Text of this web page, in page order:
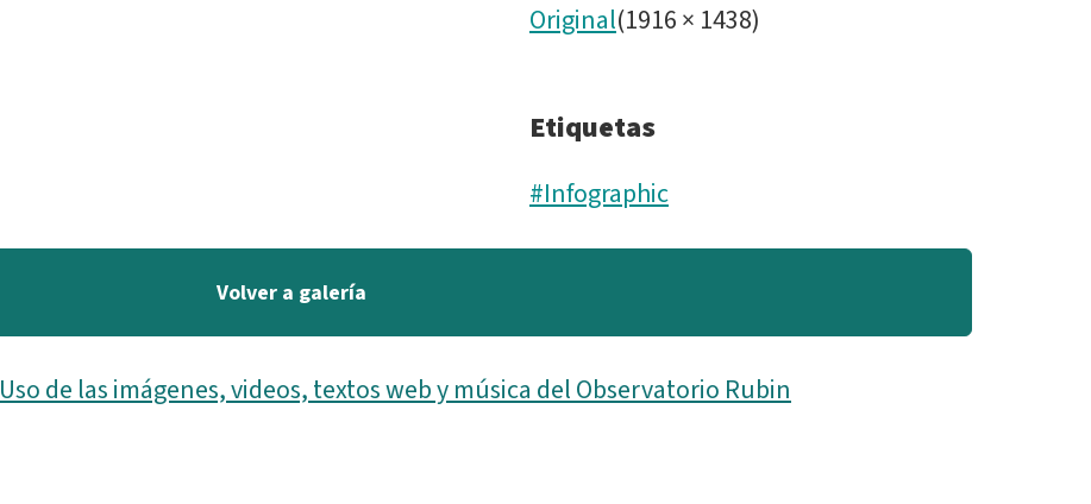
ESP.png
Original(1916× 1438)
Etiquetas
#Infographic
Volver a galería
Uso de las imágenes, videos, textos web y música del Observatorio Rubin